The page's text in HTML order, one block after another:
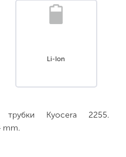
Li-Ion
Kyocera 2255.
mm.